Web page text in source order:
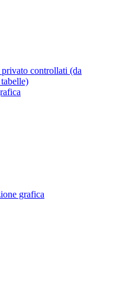
controllati (da
grafica